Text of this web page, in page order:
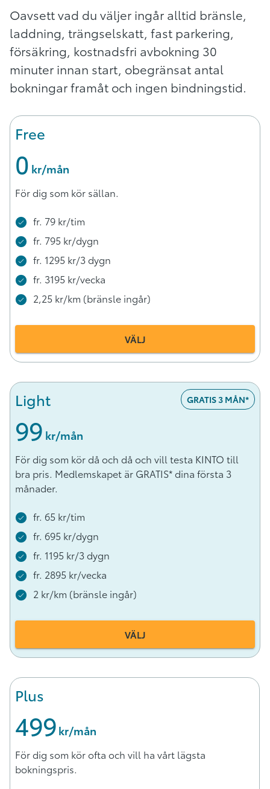
Oavsett vad du väljer ingår alltid bränsle,
laddning, trängselskatt, fast parkering,
försäkring, kostnadsfri avbokning 30
minuter innan start, obegränsat antal
bokningar framåt och ingen bindningstid.
Free
0 kr/mån
För dig som kör sällan.
fr. 79 kr/tim
fr. 795 kr/dygn
fr. 1295 kr/3 dygn
fr. 3195 kr/vecka
2,25 kr/km (bränsle ingår)
VÄLJ
Light GRATIS 3 MÅN*
99 kr/mån
För dig som kör då och då och vill testa KINTO till
bra pris. Medlemskapet är GRATIS* dina första 3
månader.
fr. 65 kr/tim
fr. 695 kr/dygn
fr. 1195 kr/3 dygn
fr. 2895 kr/vecka
2 kr/km (bränsle ingår)
VÄLJ
Plus
499 kr/mån
För dig som kör ofta och vill ha vårt lägsta
bokningspris.